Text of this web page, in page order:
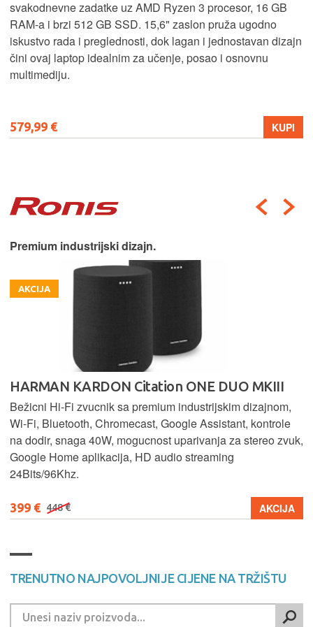
svakodnevne zadatke uz AMD Ryzen 3 procesor, 16 GB
RAM-a i brzi 512 GB SSD. 15,6" zaslon pruža ugodno
iskustvo rada i preglednosti, dok lagan i jednostavan dizajn
čini ovaj laptop idealnim za učenje, posao i osnovnu
multimediju.
579,99 € KUPI
Premium industrijski dizajn.
AKCIJA
HARMAN KARDON Citation ONE DUO MKIII
Bežicni Hi-Fi zvucnik sa premium industrijskim dizajnom,
Wi-Fi, Bluetooth, Chromecast, Google Assistant, kontrole
na dodir, snaga 40W, mogucnost uparivanja za stereo zvuk,
Google Home aplikacija, HD audio streaming
24Bits/96Khz.
399 € 448 € AKCIJA
TRENUTNO NAJPOVOLJNIJE CIJENE NA TRŽIŠTU